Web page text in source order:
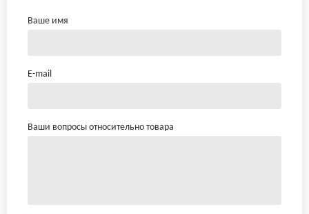
Ваше имя
E-mail
Ваши вопросы относительно товара